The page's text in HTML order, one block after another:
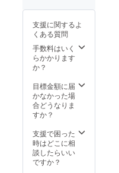
ランタ
量は3段
階調整
＋点滅
を繰り
イト機
能つ
き。
ウトド
ア・夜
釣り・
車内
支援に関するよ
くある質問
手数料はいく
らかかります
か？
目標金額に届
かなかった場
合どうなりま
すか？
支援で困った
時はどこに相
談したらいい
ですか？